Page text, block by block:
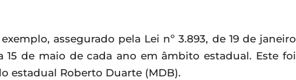
assegurado pela Lei nº 3.893, de 19 de janeiro
15 de maio de cada ano em âmbito estadual. Este foi
estadual Roberto Duarte (MDB).